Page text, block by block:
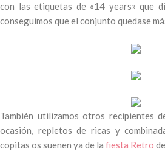
con las etiquetas de «14 years» que
conseguimos que el conjunto quedase
También utilizamos otros recipientes
ocasión, repletos de ricas y
copitas os suenen ya de la fiesta Retro